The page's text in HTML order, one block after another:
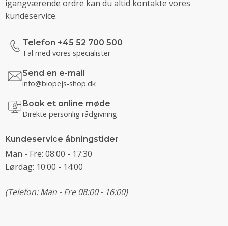
igangværende ordre kan du altid kontakte vores
kundeservice.
Telefon +45 52 700 500
Tal med vores specialister
Send en e-mail
info@biopejs-shop.dk
Book et online møde
Direkte personlig rådgivning
Kundeservice åbningstider
Man - Fre: 08:00 - 17:30
Lørdag: 10:00 - 14:00
(Telefon: Man - Fre 08:00 - 16:00)